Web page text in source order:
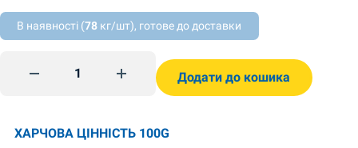
В наявності (78 кг/шт), готове до доставки
Додати до кошика
ХАРЧОВА ЦІННІСТЬ 100G